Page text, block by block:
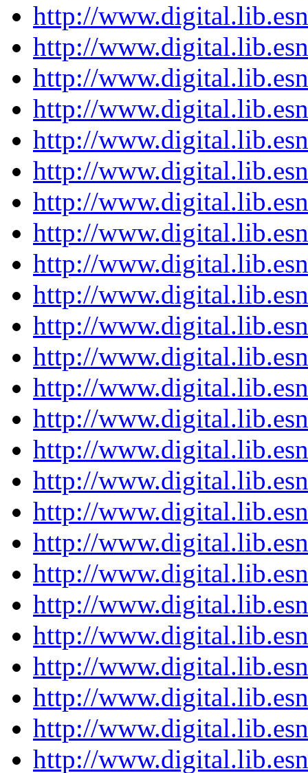
http://
http://
http://
http://
http://
http://
http://
http://
http://
http://
http://
http://
http://
http://
http://
http://
http://
http://
http://
http://
http://
http://
http://
http://
http://